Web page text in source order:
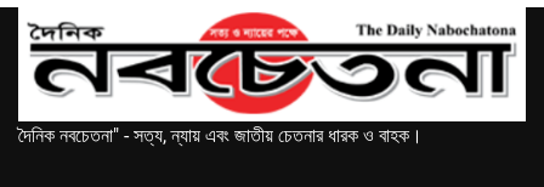
দৈনিক নবচেতনা" - সত্য, ন্যায় এবং জাতীয় চেতনার ধারক ও বাহক।